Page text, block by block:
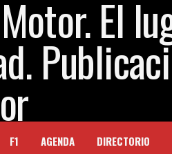
F1 AGENDA DIRECTORIO